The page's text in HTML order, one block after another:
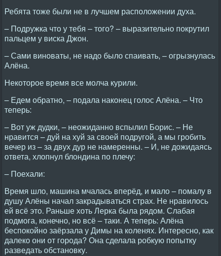
Ребята тоже были не в лучшем расположении духа.
– Подружка что у тебя – того? – выразительно покрутил
пальцем у виска Джон.
– Сами виноваты, не надо было спаивать, – огрызнулась
Алёна.
Некоторое время все молча курили.
– Едем обратно, – подала наконец голос Алёна. – Что
теперь:
– Вот уж дудки, – неожиданно вспылил Борис. – Не
нравится – дуй на хуй за своей подругой, а мы гробить
вечер из – за двух дур не намеренны. – И, не дожидаясь
ответа, хлопнул блондина по плечу:
– Поехали:
Время шло, машина мчалась вперёд, и мало – помалу в
душу Алёны начал закрадываться страх. Не нравилось
ей всё это. Раньше хоть Лерка была рядом. Слабая
подмога, конечно, но всё – таки. А теперь: Алёна
беспокойно заёрзала у Димы на коленях. Интересно, как
далеко они от города? Она сделала робкую попытку
разведать обстановку.